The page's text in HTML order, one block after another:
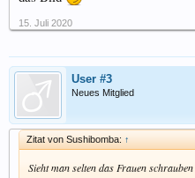
15. Juli 2020
User #3
Neues Mitglied
Zitat von Sushibomba: ↑
Sieht man selten das Frauen